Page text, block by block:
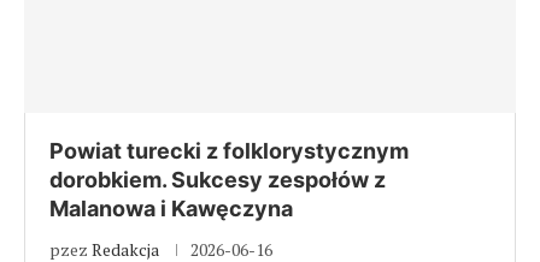
Powiat turecki z folklorystycznym
dorobkiem. Sukcesy zespołów z
Malanowa i Kawęczyna
pzez Redakcja 2026-06-16